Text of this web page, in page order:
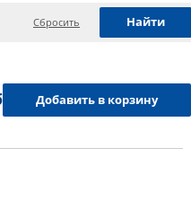
Сбросить
Добавить в корзину